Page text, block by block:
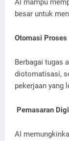
AI mampu
besar untuk
Otomasi
Berbagai tugas
diotomatisasi,
pekerjaan yang
Pemasaran
AI